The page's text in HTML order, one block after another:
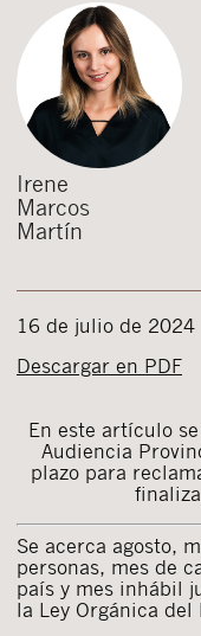
Irene
Marcos
Martín
16 de julio de 2024
Descargar en PDF
En este artículo
Audiencia
plazo para
Se acerca agosto,
personas, mes de
país y mes inhábil
la Ley Orgánica